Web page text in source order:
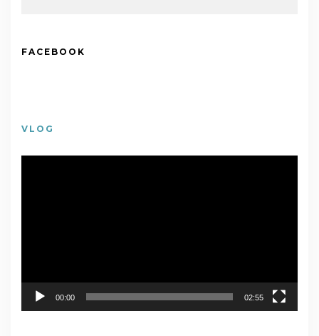
FACEBOOK
VLOG
00:00 02:55